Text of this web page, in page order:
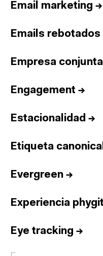
Email marketing →
Emails rebotados
Empresa conjunta
Engagement →
Estacionalidad →
Etiqueta canonical
Evergreen →
Experiencia
Eye tracking →